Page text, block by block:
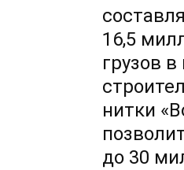
16,5
грузов в
нитки
до 30